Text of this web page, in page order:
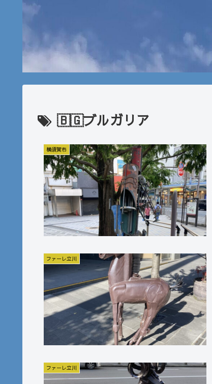
🇧🇬ブルガリア
横須賀市
ファーレ立川
ファーレ立川